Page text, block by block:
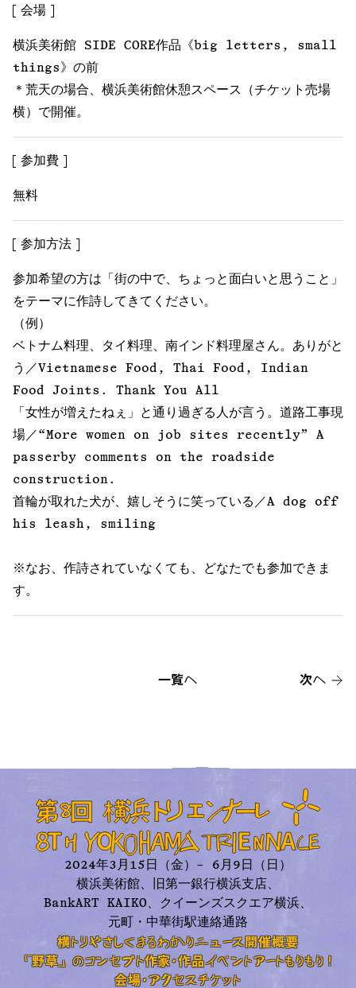
会場
横浜美術館 SIDE CORE作品《big letters, small
things》の前
＊荒天の場合、横浜美術館休憩スペース（チケット売場
横）で開催。
参加費
無料
参加方法
参加希望の方は「街の中で、ちょっと面白いと思うこと」
をテーマに作詩してきてください。
（例）
ベトナム料理、タイ料理、南インド料理屋さん。ありがと
う／Vietnamese Food, Thai Food, Indian
Food Joints. Thank You All
「女性が増えたねぇ」と通り過ぎる人が言う。道路工事現
場／“More women on job sites recently” A
passerby comments on the roadside
construction.
首輪が取れた犬が、嬉しそうに笑っている／A dog off
his leash, smiling
※なお、作詩されていなくても、どなたでも参加できま
す。
次へ
一覧へ
2024年3月15日（金）– 6月9日（日）
横浜美術館、旧第一銀行横浜支店、
BankART KAIKO、
クイーンズスクエア横浜、
元町・中華街駅連絡通路
横トリやさしくまるわかりニュース 開催概要
「野草」のコンセプト作家・作品イベントアートもりもり！
会場・アクセスチケット